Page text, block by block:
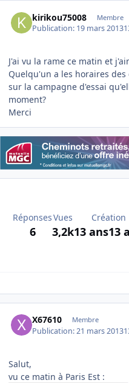
kirikou75008 Membre
Publication: 19 mars 2013
J'ai vu la rame ce matin et
Quelqu'un a les horaires
sur la campagne d'essai
moment?
Merci
Réponses
6
Vues
3,2k
Création
13 ans13
X67610 Membre
Publication:21 mars 2013
Salut,
vu ce matin à Paris Est :